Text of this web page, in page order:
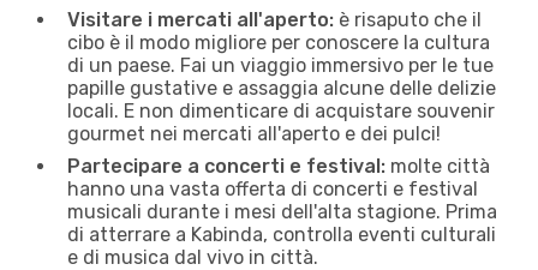
Visitare i mercati all'aperto: è risaputo che il
cibo è il modo migliore per conoscere la cultura
di un paese. Fai un viaggio immersivo per le tue
papille gustative e assaggia alcune delle delizie
locali. E non dimenticare di acquistare souvenir
gourmet nei mercati all'aperto e dei pulci!
Partecipare a concerti e festival: molte città
hanno una vasta offerta di concerti e festival
musicali durante i mesi dell'alta stagione. Prima
di atterrare a Kabinda, controlla eventi culturali
e di musica dal vivo in città.